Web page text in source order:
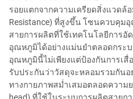
รอยแตกจากความเครียดสิ่งแวดล้อ
Resistance) ที่สูงขึ้น โซนควบคุ
สายการผลิตที่ใช้เทคโนโลยีการอั
อุณหภูมิได้อย่างแม่นยำตลอดกระ
อุณหภูมินี้ไม่เพียงแต่ป้องกันการเสื่
รับประกันว่าวัสดุจะหลอมรวมกัน
ทางกายภาพสม่ำเสมอตลอดความ
head) ที่ใช้ในระบบการผลิตสาย